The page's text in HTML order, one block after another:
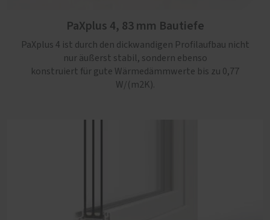
PaXplus 4, 83 mm Bautiefe
PaXplus 4 ist durch den dickwandigen Profilaufbau nicht
nur äußerst stabil, sondern ebenso
konstruiert für gute Wärmedämmwerte bis zu 0,77
W/(m2K).
bis RC3. Mit einem Uw-Wert von maximal 0,74 W/(m2K),
Anteil ein rundum nachhaltiges Kunststoff-Fenster.